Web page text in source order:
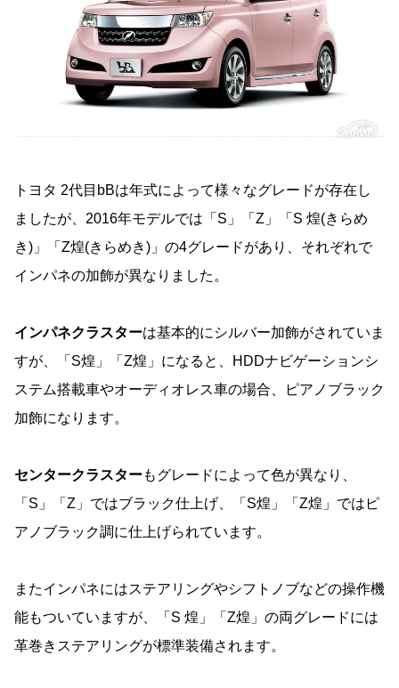
トヨタ 2代目bBは年式によって様々なグレードが存在し
ましたが、2016年モデルでは「S」「Z」「S 煌(きらめ
き)」「Z煌(きらめき)」の4グレードがあり、それぞれで
インパネの加飾が異なりました。
インパネクラスターは基本的にシルバー加飾がされていま
すが、「S煌」「Z煌」になると、HDDナビゲーションシ
ステム搭載車やオーディオレス車の場合、ピアノブラック
加飾になります。
センタークラスターもグレードによって色が異なり、
「S」「Z」ではブラック仕上げ、「S煌」「Z煌」ではピ
アノブラック調に仕上げられています。
またインパネにはステアリングやシフトノブなどの操作機
能もついていますが、「S 煌」「Z煌」の両グレードには
革巻きステアリングが標準装備されます。